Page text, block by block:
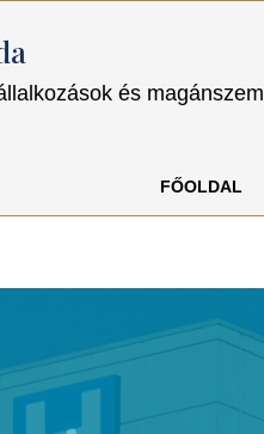
és
FŐOLDAL